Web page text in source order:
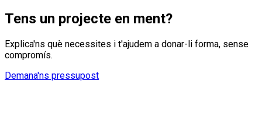
Tens un projecte en ment?
Explica'ns què necessites i t'ajudem a donar-li forma, sense
compromís.
Demana'ns pressupost